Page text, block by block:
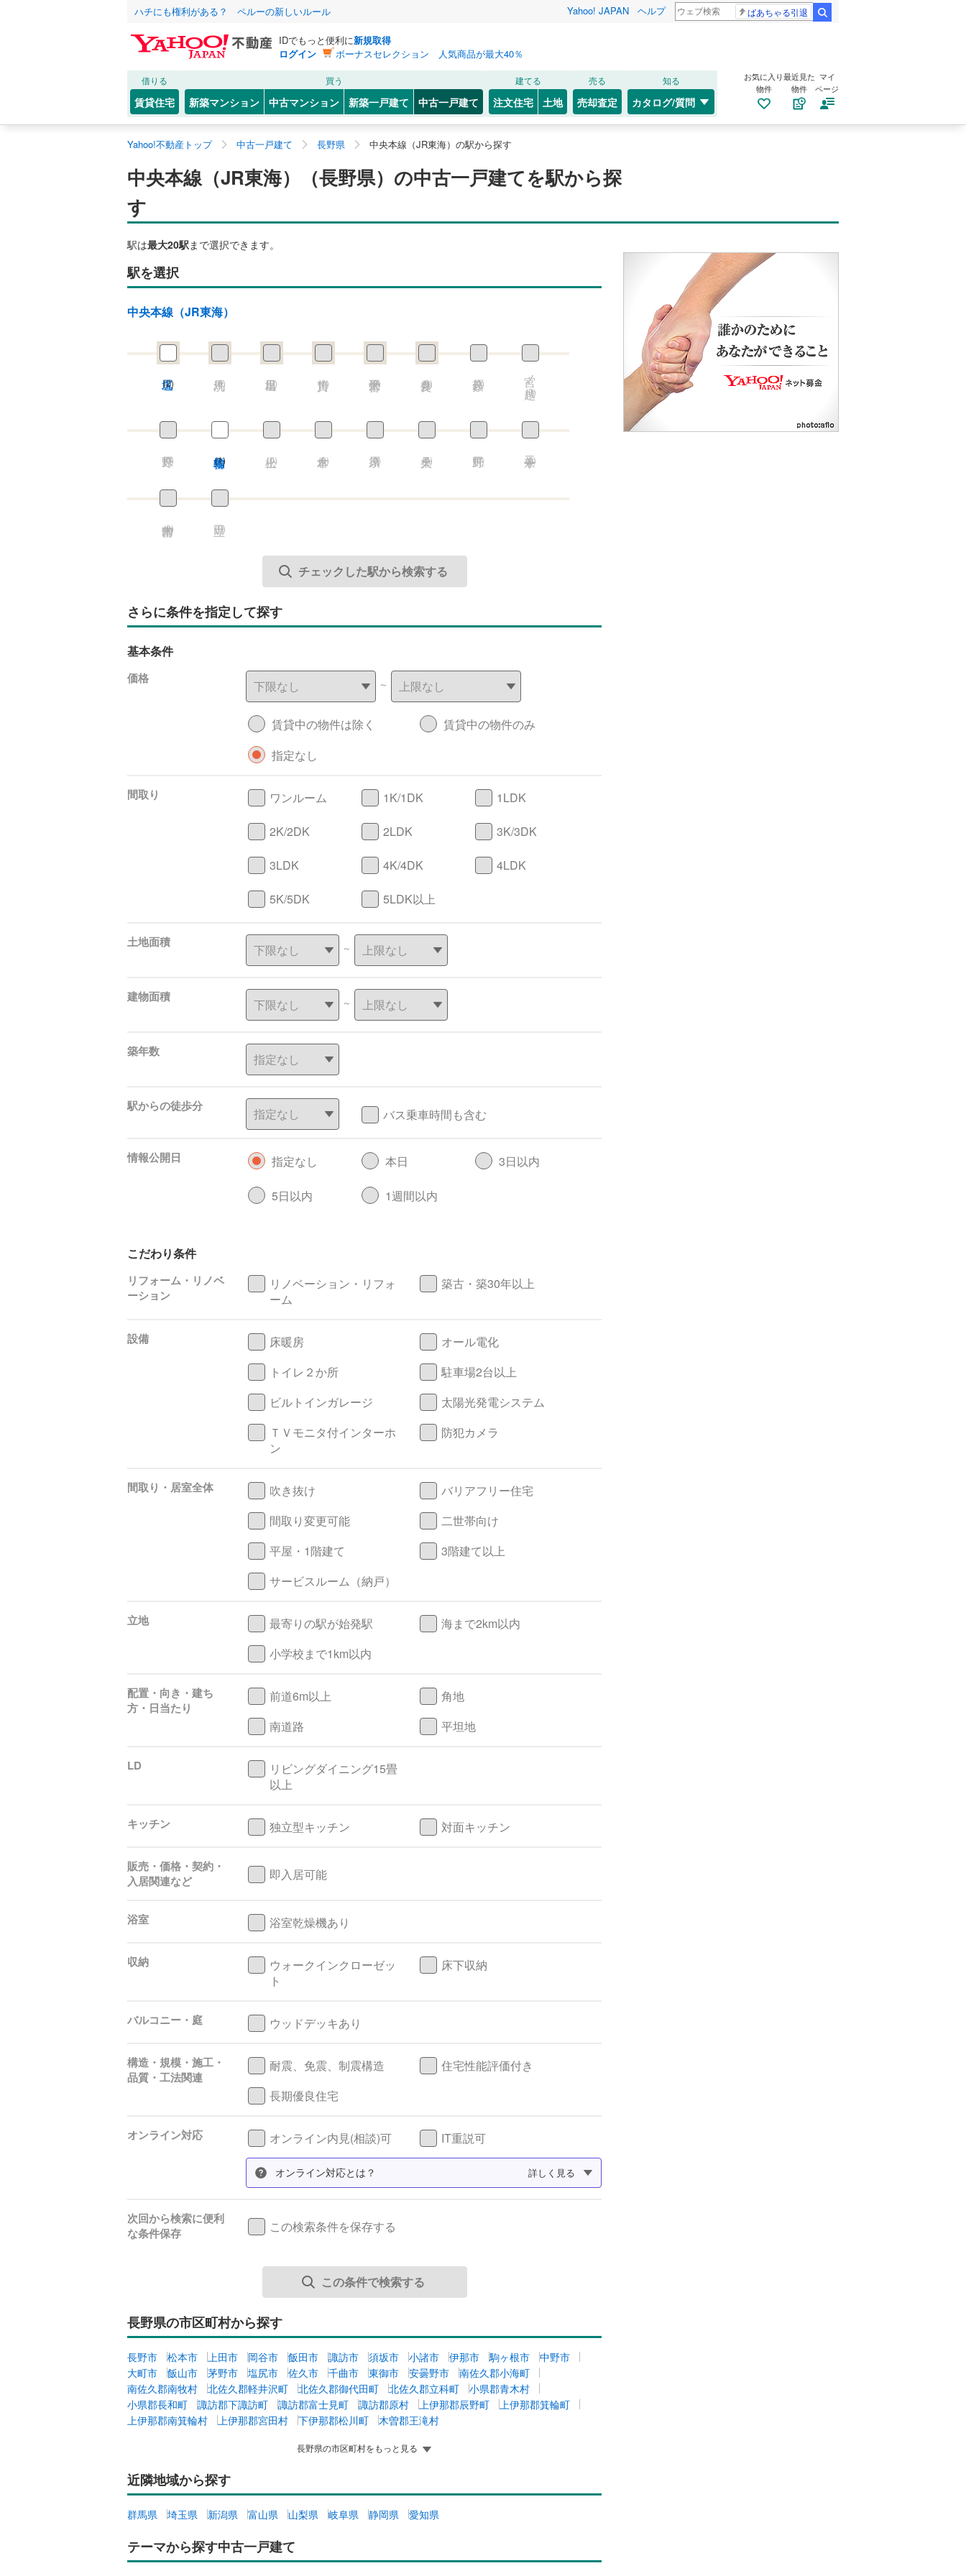
ハチにも権利がある？ ペルーの新しいルール Yahoo! JAPAN ヘルプ ばあちゃる引退
IDでもっと便利に新規取得
ログイン
ボーナスセレクション 人気商品が最大40％
借りる
賃貸住宅
買う
新築マンション 中古マンション 新築一戸建て 中古一戸建て
建てる
注文住宅 土地
売る
売却査定
知る
カタログ/質問
お気に入り
物件
最近見た
物件
マイ
ページ
Yahoo!不動産トップ 中古一戸建て 長野県 中央本線（JR東海）の駅から探す
中央本線（JR東海）（長野県）の中古一戸建てを駅から探
す
駅は最大20駅 まで選択できます。
駅を選択
中央本線（JR東海）
(2) (0) (0) (0) (0) (0) (0)
宮ノ越
(0)
(0) (1) (0) (0) (0) (0) (0) (0)
(0) (0)
さらに条件を指定して探す
基本条件
価格 ～
賃貸中の物件は除く
賃貸中の物件のみ
指定なし
間取り ワンルーム 1K/1DK 1LDK
2K/2DK 2LDK 3K/3DK
3LDK 4K/4DK 4LDK
5K/5DK 5LDK以上
土地面積 ～
建物面積 ～
築年数
駅からの徒歩分
バス乗車時間も含む
情報公開日 指定なし 本日 3日以内
5日以内 1週間以内
こだわり条件
リフォーム・リノベ
ーション
リノベーション・リフォ
ーム
築古・築30年以上
設備 床暖房
オール電化
トイレ２か所
駐車場2台以上
ビルトインガレージ
太陽光発電システム
ＴＶモニタ付インターホ
ン
防犯カメラ
間取り・居室全体 吹き抜け
バリアフリー住宅
間取り変更可能
二世帯向け
平屋・1階建て
3階建て以上
サービスルーム（納戸）
立地 最寄りの駅が始発駅
海まで2km以内
小学校まで1km以内
配置・向き・建ち
方・日当たり
前道6m以上
角地
南道路
平坦地
LD
リビングダイニング15畳
以上
キッチン 独立型キッチン 対面キッチン
販売・価格・契約・
入居関連など
即入居可能
浴室 浴室乾燥機あり
収納
ウォークインクローゼッ
ト
床下収納
バルコニー・庭 ウッドデッキあり
構造・規模・施工・
品質・工法関連
耐震、免震、制震構造
住宅性能評価付き
長期優良住宅
オンライン対応 オンライン内見(相談)可 IT重説可
オンライン対応とは？ 詳しく見る
次回から検索に便利
な条件保存
この検索条件を保存する
長野県の市区町村から探す
長野市 松本市 上田市 岡谷市 飯田市 諏訪市 須坂市 小諸市 伊那市 駒ヶ根市
中野市
大町市
飯山市 茅野市 塩尻市 佐久市 千曲市 東御市 安曇野市
南佐久郡小海町
南佐久郡南牧村
北佐久郡軽井沢町 北佐久郡御代田町 北佐久郡立科町
小県郡青木村
小県郡長和町
諏訪郡下諏訪町 諏訪郡富士見町 諏訪郡原村 上伊那郡辰野町
上伊那郡箕輪町
上伊那郡南箕輪村
上伊那郡宮田村 下伊那郡松川町 木曽郡王滝村
長野県の市区町村をもっと見る
近隣地域から探す
群馬県 埼玉県 新潟県 富山県 山梨県 岐阜県 静岡県 愛知県
テーマから探す中古一戸建て